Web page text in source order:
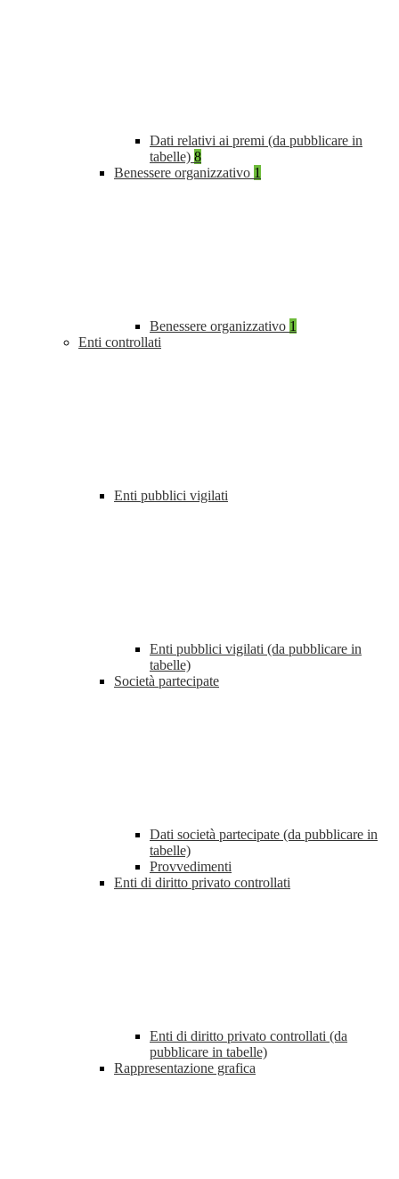
Dati relativi ai premi (da pubblicare in
tabelle) 8
Benessere organizzativo 1
Benessere organizzativo 1
Enti controllati
Enti pubblici vigilati
Enti pubblici vigilati (da pubblicare in
tabelle)
Società partecipate
Dati società partecipate (da pubblicare in
tabelle)
Provvedimenti
Enti di diritto privato controllati
Enti di diritto privato controllati (da
pubblicare in tabelle)
Rappresentazione grafica